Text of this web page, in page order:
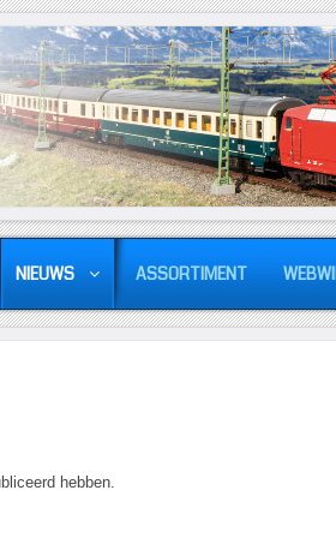
NIEUWS ASSORTIMENT
hebben.